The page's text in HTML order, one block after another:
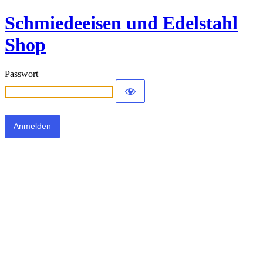
Schmiedeeisen und Edelstahl
Shop
Passwort